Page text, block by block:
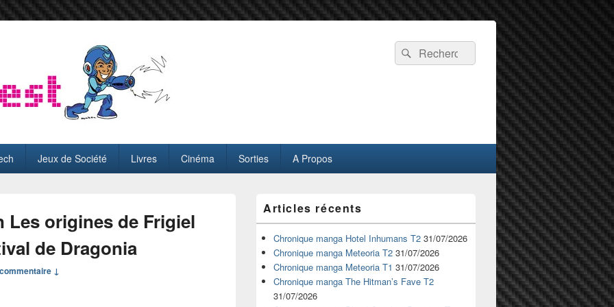
Recherche :
Rechercher
Jeux de Société Livres Cinéma Sorties A Propos
Les origines de Frigiel
de Dragonia
↓
principale
de
widget
pour
barre
latérale
Articles récents
Chronique manga Hotel Inhumans T2 31/07/2026
Chronique manga Meteoria T2 31/07/2026
Chronique manga Meteoria T1 31/07/2026
Chronique manga The Hitman’s Fave T2
31/07/2026